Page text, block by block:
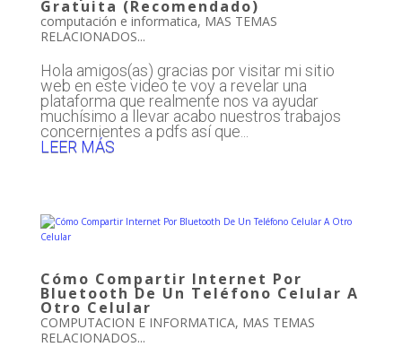
Gratuita (Recomendado)
computación e informatica, MAS TEMAS
RELACIONADOS...
Hola amigos(as) gracias por visitar mi sitio
web en este video te voy a revelar una
plataforma que realmente nos va ayudar
muchísimo a llevar acabo nuestros trabajos
concernientes a pdfs así que...
LEER MÁS
Cómo Compartir Internet Por
Bluetooth De Un Teléfono Celular A
Otro Celular
COMPUTACION E INFORMATICA, MAS TEMAS
RELACIONADOS...